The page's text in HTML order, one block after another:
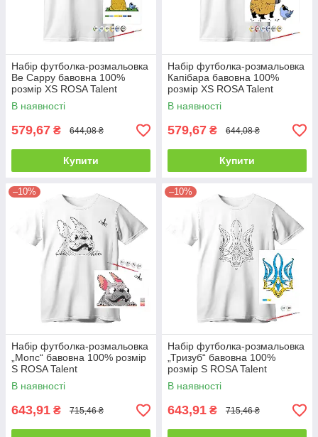
Набір футболка-розмальовка
Be Cappy бавовна 100%
розмір XS ROSA Talent
В наявності
579,67 ₴ 644,08 ₴
Купити
Набір футболка-розмальовка
Капібара бавовна 100%
розмір XS ROSA Talent
В наявності
579,67 ₴ 644,08 ₴
Купити
–10%
Набір футболка-розмальовка
„Мопс“ бавовна 100% розмір
S ROSA Talent
В наявності
643,91 ₴ 715,46 ₴
–10%
Набір футболка-розмальовка
„Тризуб“ бавовна 100%
розмір S ROSA Talent
В наявності
643,91 ₴ 715,46 ₴